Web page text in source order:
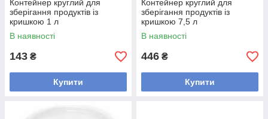
Контейнер круглий для
зберігання продуктів із
кришкою 1 л
В наявності
143 ₴
Купити
Контейнер круглий для
зберігання продуктів із
кришкою 7,5 л
В наявності
446 ₴
Купити